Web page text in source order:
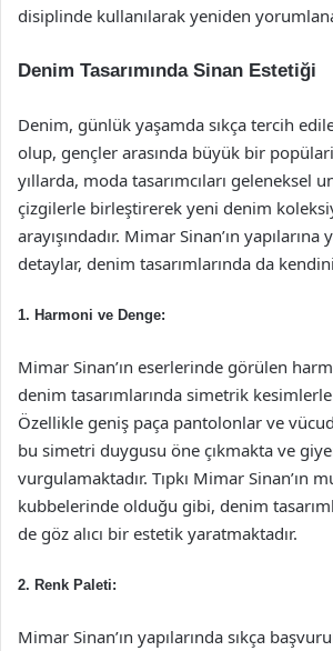
disiplinde kullanılarak yeniden
Denim Tasarımında Sinan Estetiği
Denim, günlük yaşamda sıkça tercih
olup, gençler arasında büyük bir
yıllarda, moda tasarımcıları geleneksel
çizgilerle birleştirerek yeni denim
arayışındadır. Mimar Sinan’ın
detaylar, denim tasarımlarında da
1. Harmoni ve Denge:
Mimar Sinan’ın eserlerinde görülen
denim tasarımlarında simetrik
Özellikle geniş paça pantolonlar ve
bu simetri duygusu öne çıkmakta ve
vurgulamaktadır. Tıpkı Mimar Sinan’ın
kubbelerinde olduğu gibi, denim
de göz alıcı bir estetik yaratmaktadır.
2. Renk Paleti:
Mimar Sinan’ın yapılarında sıkça